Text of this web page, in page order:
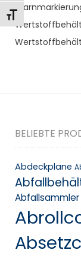
Toggle Font size
BELIEBTE
Abdeckplane
Abfallsammler